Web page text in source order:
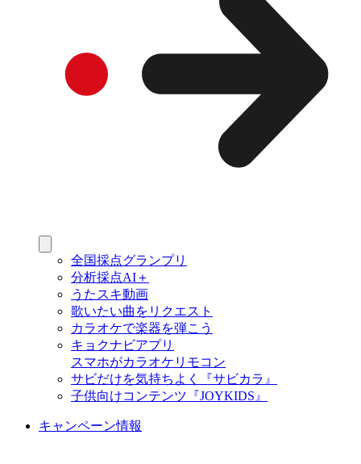
全国採点グランプリ
分析採点AI＋
うたスキ動画
歌いたい曲をリクエスト
カラオケで楽器を弾こう
キョクナビアプリ
スマホがカラオケリモコン
サビだけを気持ちよく『サビカラ』
子供向けコンテンツ『JOYKIDS』
キャンペーン情報